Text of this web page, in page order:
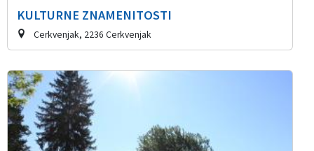
KULTURNE ZNAMENITOSTI
Cerkvenjak, 2236 Cerkvenjak